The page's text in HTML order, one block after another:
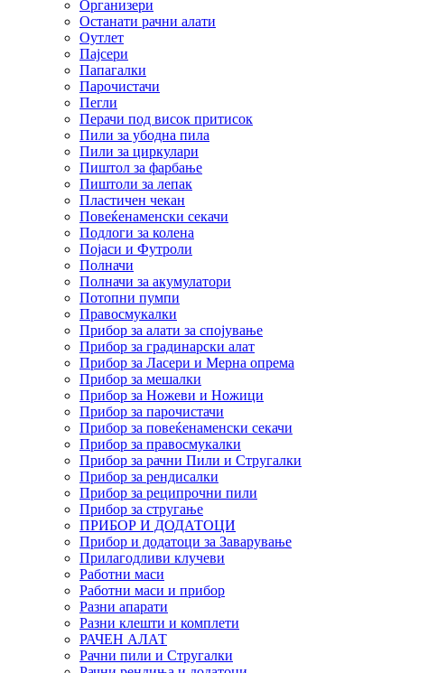
Организери
Останати рачни алати
Оутлет
Пајсери
Папагалки
Парочистачи
Пегли
Перачи под висок притисок
Пили за убодна пила
Пили за циркулари
Пиштол за фарбање
Пиштоли за лепак
Пластичен чекан
Повеќенаменски секачи
Подлоги за колена
Појаси и Футроли
Полначи
Полначи за акумулатори
Потопни пумпи
Правосмукалки
Прибор за алати за спојување
Прибор за градинарски алат
Прибор за Ласери и Мерна опрема
Прибор за мешалки
Прибор за Ножеви и Ножици
Прибор за парочистачи
Прибор за повеќенаменски секачи
Прибор за правосмукалки
Прибор за рачни Пили и Стругалки
Прибор за рендисалки
Прибор за реципрочни пили
Прибор за стругање
ПРИБОР И ДОДАТОЦИ
Прибор и додатоци за Заварување
Прилагодливи клучеви
Работни маси
Работни маси и прибор
Разни апарати
Разни клешти и комплети
РАЧЕН АЛАТ
Рачни пили и Стругалки